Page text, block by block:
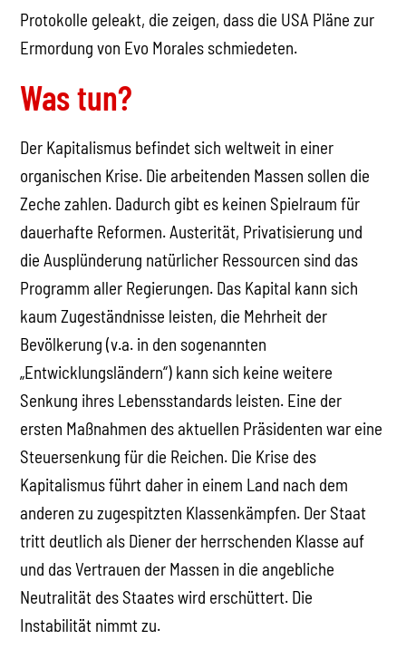
Protokolle geleakt, die zeigen, dass die USA Pläne zur
Ermordung von Evo Morales schmiedeten.
Was tun?
Der Kapitalismus befindet sich weltweit in einer
organischen Krise. Die arbeitenden Massen sollen die
Zeche zahlen. Dadurch gibt es keinen Spielraum für
dauerhafte Reformen. Austerität, Privatisierung und
die Ausplünderung natürlicher Ressourcen sind das
Programm aller Regierungen. Das Kapital kann sich
kaum Zugeständnisse leisten, die Mehrheit der
Bevölkerung (v.a. in den sogenannten
„Entwicklungsländern“) kann sich keine weitere
Senkung ihres Lebensstandards leisten. Eine der
ersten Maßnahmen des aktuellen Präsidenten war eine
Steuersenkung für die Reichen. Die Krise des
Kapitalismus führt daher in einem Land nach dem
anderen zu zugespitzten Klassenkämpfen. Der Staat
tritt deutlich als Diener der herrschenden Klasse auf
und das Vertrauen der Massen in die angebliche
Neutralität des Staates wird erschüttert. Die
Instabilität nimmt zu.